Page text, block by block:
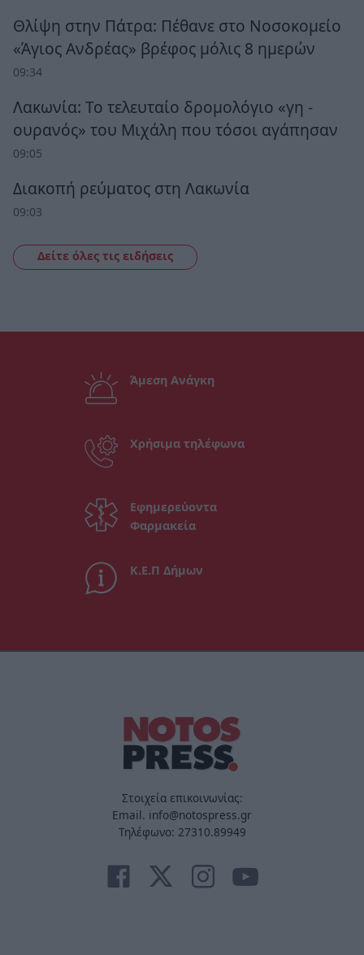
Θλίψη στην Πάτρα: Πέθανε στο Νοσοκομείο
«Άγιος Ανδρέας» βρέφος μόλις 8 ημερών
09:34
Λακωνία: Το τελευταίο δρομολόγιο «γη -
ουρανός» του Μιχάλη που τόσοι αγάπησαν
09:05
Διακοπή ρεύματος στη Λακωνία
09:03
Δείτε όλες τις ειδήσεις
Άμεση Ανάγκη
Χρήσιμα τηλέφωνα
Εφημερεύοντα
Φαρμακεία
Κ.Ε.Π Δήμων
Στοιχεία επικοινωνίας:
Email. info@notospress.gr
Τηλέφωνο: 27310.89949